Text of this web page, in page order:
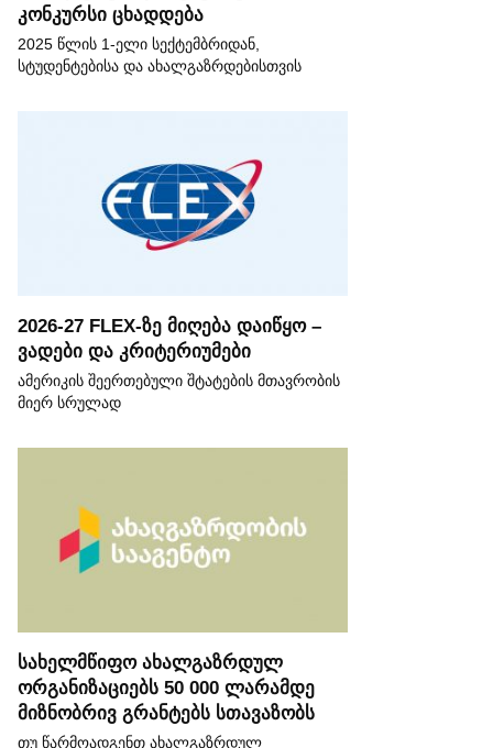
კონკურსი ცხადდება
2025 წლის 1-ელი სექტემბრიდან,
სტუდენტებისა და ახალგაზრდებისთვის
2026-27 FLEX-ზე მიღება დაიწყო –
ვადები და კრიტერიუმები
ამერიკის შეერთებული შტატების მთავრობის
მიერ სრულად
სახელმწიფო ახალგაზრდულ
ორგანიზაციებს 50 000 ლარამდე
მიზნობრივ გრანტებს სთავაზობს
თუ წარმოადგენთ ახალგაზრდულ